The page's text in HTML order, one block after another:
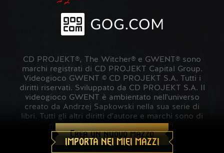
Crea un nuovo mazzo
IMPORTA NEI MIEI MAZZI
CD PROJEKT®, The Witcher® e GWENT® sono
marchi registrati di CD PROJEKT Capital Group.
Videogioco GWENT © CD PROJEKT S.A. Tutti i
diritti riservati. Sviluppato da CD PROJEKT S.A. Il
videogioco GWENT è ambientato nell'universo
creato da Andrzej Sapkowski nella sua serie di
libri. Tutti gli altri diritti d'autore e marchi sono di
proprietà dei rispettivi proprietari.